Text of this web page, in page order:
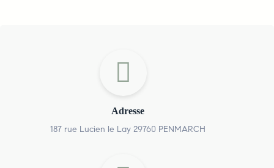
Adresse
187 rue Lucien le Lay 29760 PENMARCH